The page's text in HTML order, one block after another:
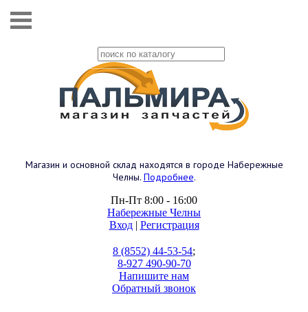
Магазин и основной склад находятся в городе Набережные
Челны. Подробнее.
Пн-Пт 8:00 - 16:00
Набережные Челны
Вход| Регистрация
8 (8552) 44-53-54;
8-927 490-90-70
Напишите нам
Обратный звонок